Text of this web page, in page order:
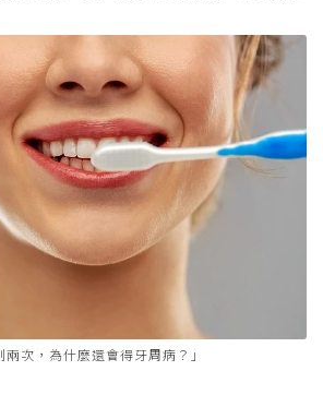
兩次，為什麼還會得牙周病？」